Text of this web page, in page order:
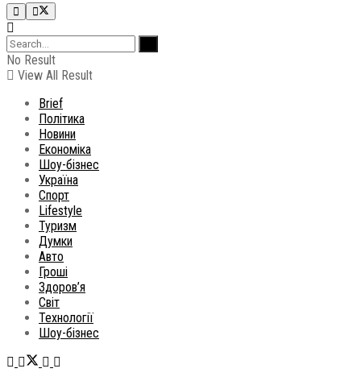
No Result
View All Result
Brief
Політика
Новини
Економіка
Шоу-бізнес
Україна
Спорт
Lifestyle
Туризм
Думки
Авто
Гроші
Здоров’я
Світ
Технології
Шоу-бізнес